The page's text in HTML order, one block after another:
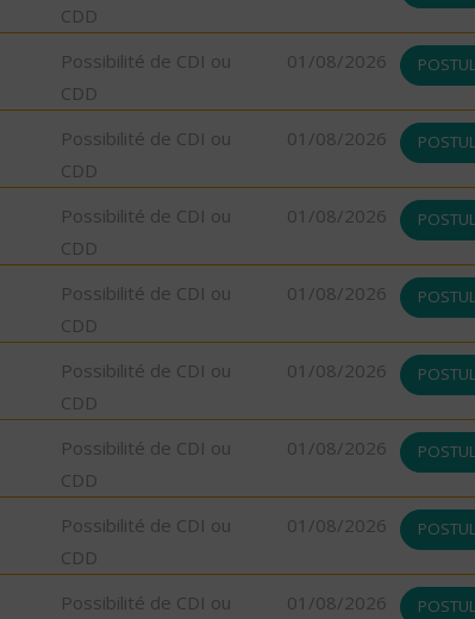
CDD
Possibilité de CDI ou
CDD
01/08/2026
Possibilité de CDI ou
CDD
01/08/2026
Possibilité de CDI ou
CDD
01/08/2026
Possibilité de CDI ou
CDD
01/08/2026
Possibilité de CDI ou
CDD
01/08/2026
Possibilité de CDI ou
CDD
01/08/2026
Possibilité de CDI ou
CDD
01/08/2026
Possibilité de CDI ou
01/08/2026